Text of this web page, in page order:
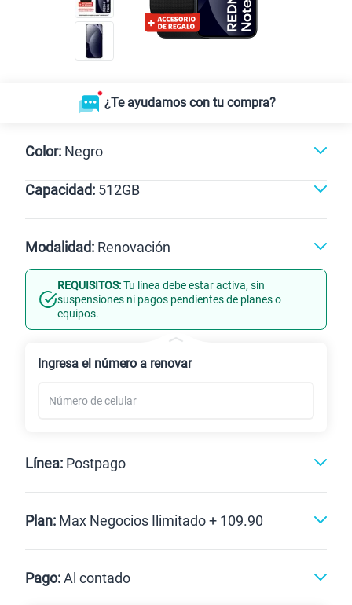
¿Te ayudamos con tu compra?
Color: Negro
Gris
Capacidad: 512GB
512GB
Modalidad: Renovación
Línea Nueva Portabilidad
REQUISITOS:Tu línea debe estar activa, sin
suspensiones ni pagos pendientes de planes o
equipos.
Ingresa el número a renovar
Línea: Postpago
Postpago
Plan: Max Negocios Ilimitado + 109.90
Pago:Al contado